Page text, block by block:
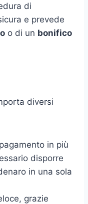
di
e prevede
o di un bonifico
diversi
in più
disporre
in una sola
grazie